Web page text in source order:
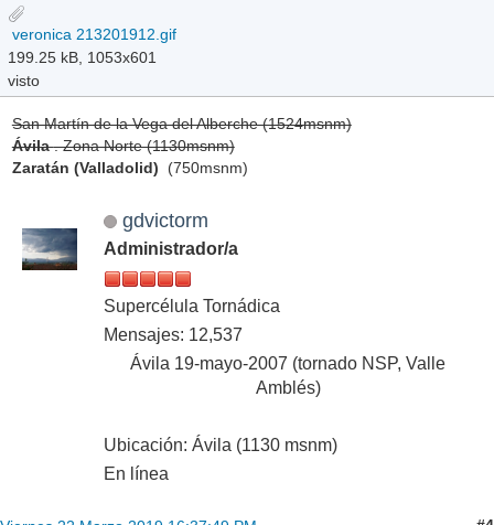
veronica 213201912.gif
199.25 kB, 1053x601
visto
San Martín de la Vega del Alberche (1524msnm)
Ávila. Zona Norte (1130msnm)
Zaratán (Valladolid) (750msnm)
gdvictorm
Administrador/a
Supercélula Tornádica
Mensajes: 12,537
Ávila 19-mayo-2007 (tornado NSP, Valle
Amblés)
Ubicación: Ávila (1130 msnm)
En línea